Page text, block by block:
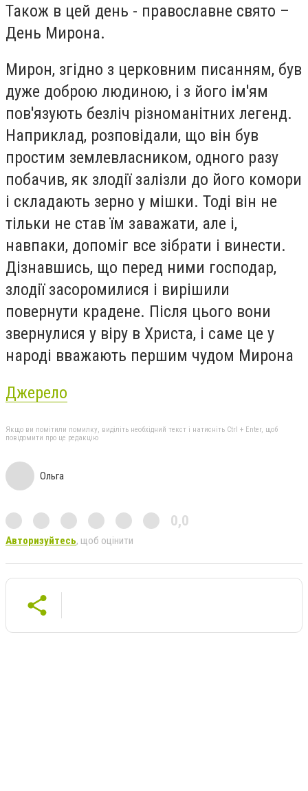
Також в цей день - православне свято –
День Мирона.
Мирон, згідно з церковним писанням, був
дуже доброю людиною, і з його ім'ям
пов'язують безліч різноманітних легенд.
Наприклад, розповідали, що він був
простим землевласником, одного разу
побачив, як злодії залізли до його комори
і складають зерно у мішки. Тоді він не
тільки не став їм заважати, але і,
навпаки, допоміг все зібрати і винести.
Дізнавшись, що перед ними господар,
злодії засоромилися і вирішили
повернути крадене. Після цього вони
звернулися у віру в Христа, і саме це у
народі вважають першим чудом Мирона
Джерело
Якщо ви помітили помилку, виділіть необхідний текст і натисніть Ctrl + Enter, щоб
повідомити про це редакцію
Ольга
0,0
Авторизуйтесь, щоб оцінити